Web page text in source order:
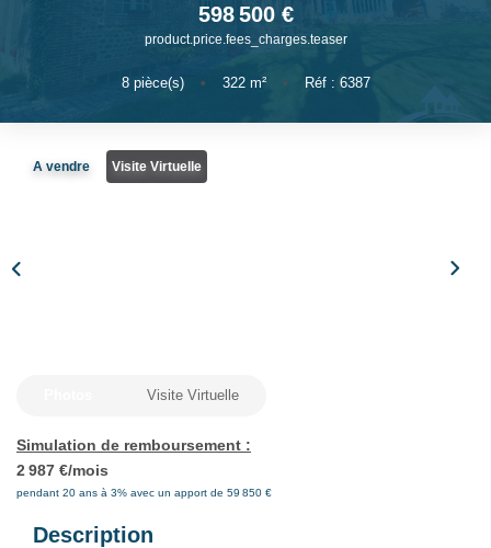
ESTIMER
NOTRE AGENCE
Notre Équipe
EXTRANET
598 500 €
product.price.fees_charges.teaser
8pièce(s) • 322m² • Réf : 6387
A vendre Visite Virtuelle
Simulation de remboursement :
2 987 €/mois
pendant 20 ans à 3% avec un apport de 59 850 €
Visite Virtuelle
Description